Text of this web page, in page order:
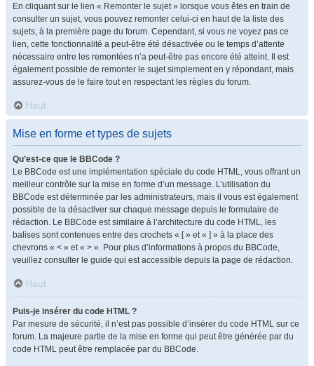
En cliquant sur le lien « Remonter le sujet » lorsque vous êtes en train de
consulter un sujet, vous pouvez remonter celui-ci en haut de la liste des
sujets, à la première page du forum. Cependant, si vous ne voyez pas ce
lien, cette fonctionnalité a peut-être été désactivée ou le temps d’attente
nécessaire entre les remontées n’a peut-être pas encore été atteint. Il est
également possible de remonter le sujet simplement en y répondant, mais
assurez-vous de le faire tout en respectant les règles du forum.
Haut
Mise en forme et types de sujets
Qu’est-ce que le BBCode ?
Le BBCode est une implémentation spéciale du code HTML, vous offrant un
meilleur contrôle sur la mise en forme d’un message. L’utilisation du
BBCode est déterminée par les administrateurs, mais il vous est également
possible de la désactiver sur chaque message depuis le formulaire de
rédaction. Le BBCode est similaire à l’architecture du code HTML, les
balises sont contenues entre des crochets « [ » et « ] » à la place des
chevrons « < » et « > ». Pour plus d’informations à propos du BBCode,
veuillez consulter le guide qui est accessible depuis la page de rédaction.
Haut
Puis-je insérer du code HTML ?
Par mesure de sécurité, il n’est pas possible d’insérer du code HTML sur ce
forum. La majeure partie de la mise en forme qui peut être générée par du
code HTML peut être remplacée par du BBCode.